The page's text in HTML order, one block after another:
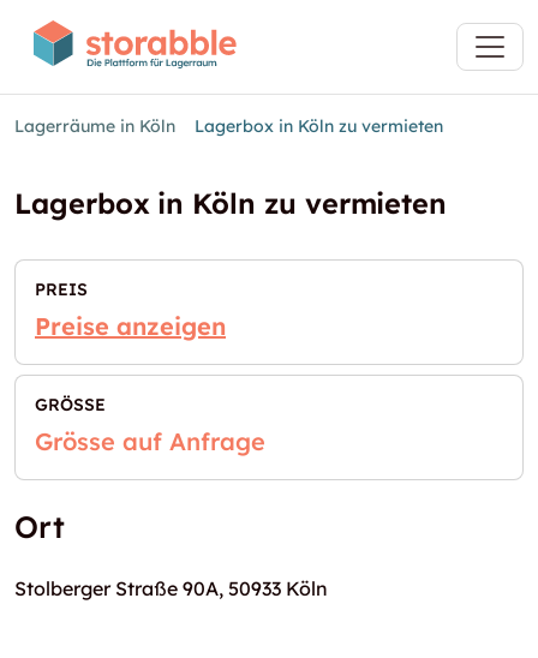
Lagerräume in Köln Lagerbox in Köln zu vermieten
Lagerbox in Köln zu vermieten
PREIS
Preise anzeigen
GRÖSSE
Grösse auf Anfrage
Ort
Stolberger Straße 90A, 50933 Köln